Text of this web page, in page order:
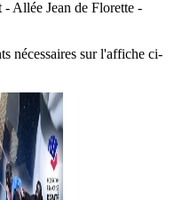
Allée Jean de Florette -
nécessaires sur l'affiche ci-